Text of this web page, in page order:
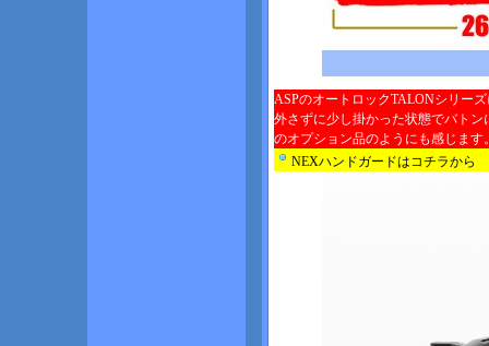
ASPのオートロックTALONシリー
外さずに少し掛かった状態でバト
のオプション品のようにも感じます
NEXハンドガードはコチラから